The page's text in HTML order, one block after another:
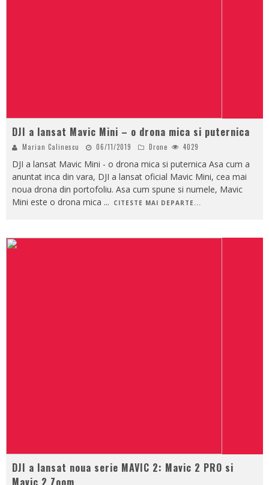
DJI a lansat Mavic Mini – o drona mica si puternica
Marian Calinescu 06/11/2019 Drone 4029
DJI a lansat Mavic Mini - o drona mica si puternica Asa cum a
anuntat inca din vara, DJI a lansat oficial Mavic Mini, cea mai
noua drona din portofoliu. Asa cum spune si numele, Mavic
Mini este o drona mica ... CITESTE MAI DEPARTE...
DJI a lansat noua serie MAVIC 2: Mavic 2 PRO si
Mavic 2 Zoom